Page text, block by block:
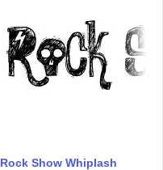
Rock Show Whiplash